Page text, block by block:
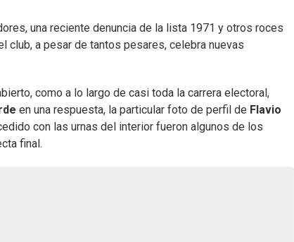
una reciente denuncia de la lista 1971 y otros roces
club, a pesar de tantos pesares, celebra nuevas
como a lo largo de casi toda la carrera electoral,
en una respuesta, la particular foto de perfil de Flavio
con las urnas del interior fueron algunos de los
final.